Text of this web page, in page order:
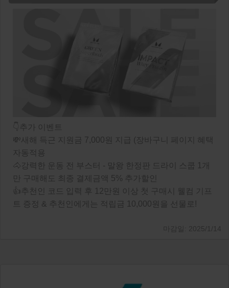
👇추가 이벤트
💸새해 득근 지원금 7,000원 지급 (장바구니 페이지 혜택
자동적용
🐴강력한 운동 전 부스터 - 말왕 한정판 드라이 스쿱 1개
만 구매해도 최종 결제금액 5% 추가할인
👍추천인 코드 입력 후 12만원 이상 첫 구매시 웰컴 기프
트 증정 & 추천인에게는 적립금 10,000원을 선물로!